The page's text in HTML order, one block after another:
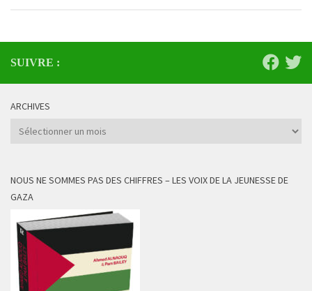
SUIVRE :
ARCHIVES
Archives
NOUS NE SOMMES PAS DES CHIFFRES – LES VOIX DE LA JEUNESSE DE
GAZA